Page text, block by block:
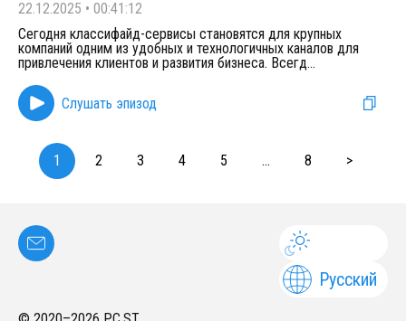
22.12.2025 • 00:41:12
Сегодня классифайд-сервисы становятся для крупных
компаний одним из удобных и технологичных каналов для
привлечения клиентов и развития бизнеса. Всегд...
Слушать эпизод
1 2 3 4 5 ... 8 >
Русский